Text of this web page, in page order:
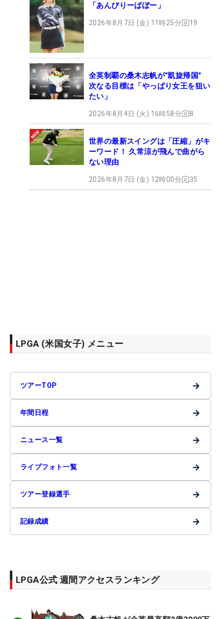
「あんびりーばぼー」
2026年8月7日 (金) 11時25分 19
全英制覇の桑木志帆が“凱旋帰国”
次なる目標は「やっぱり女王を狙い
たい」
2026年8月4日 (火) 16時58分 8
世界の最新スイングは「圧縮」がキ
ーワード！ 久常涼が飛んで曲がら
ない理由
2026年8月7日 (金) 12時00分 35
LPGA (米国女子) メニュー
ツアーTOP →
年間日程 →
ニュース一覧 →
ライブフォト一覧 →
ツアー登録選手 →
記録成績 →
LPGA公式 週間アクセスランキング